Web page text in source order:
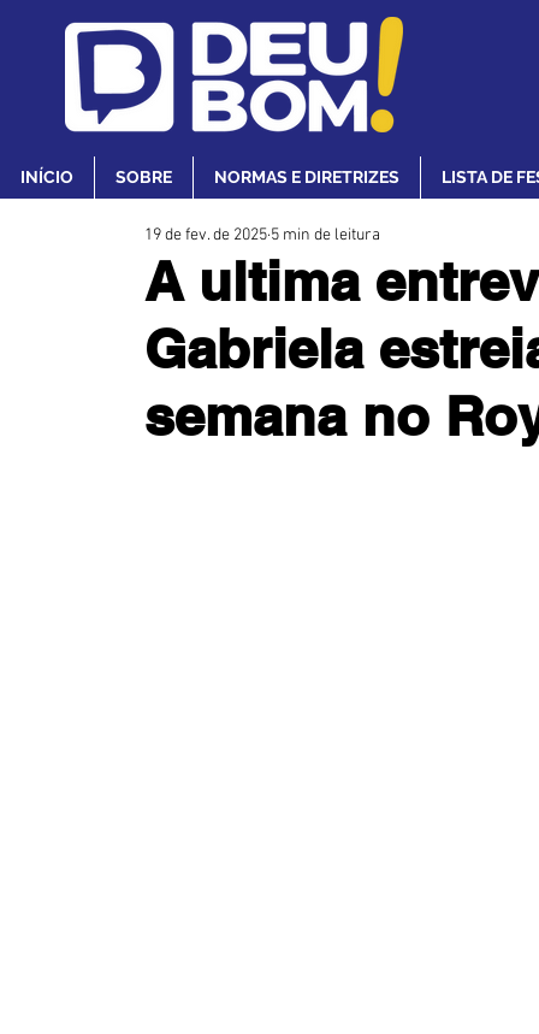
INÍCIO SOBRE NORMAS E DIRETRIZES LISTA DE
A ultima
Gabriela
semana no
19 de fev. de 2025 5 min de leitura